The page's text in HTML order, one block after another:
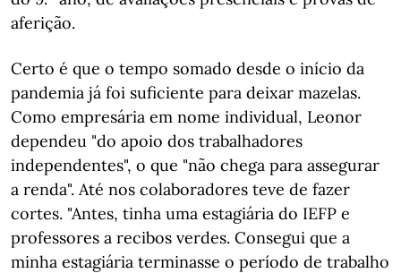
aferição.
Certo é que o tempo somado desde o início da
pandemia já foi suficiente para deixar mazelas.
Como empresária em nome individual, Leonor
dependeu "do apoio dos trabalhadores
independentes", o que "não chega para assegurar
a renda". Até nos colaboradores teve de fazer
cortes. "Antes, tinha uma estagiária do IEFP e
professores a recibos verdes. Consegui que a
minha estagiária terminasse o período de trabalho